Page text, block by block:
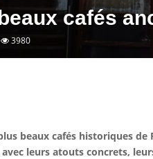
cafés
3980
beaux cafés historiques
leurs atouts concrets,